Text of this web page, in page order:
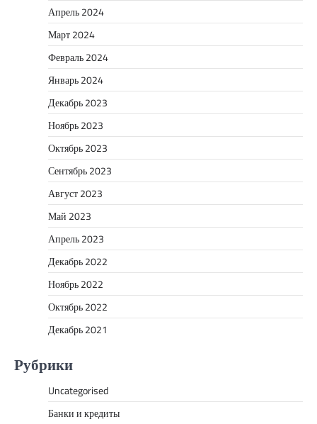
Апрель 2024
Март 2024
Февраль 2024
Январь 2024
Декабрь 2023
Ноябрь 2023
Октябрь 2023
Сентябрь 2023
Август 2023
Май 2023
Апрель 2023
Декабрь 2022
Ноябрь 2022
Октябрь 2022
Декабрь 2021
Рубрики
Uncategorised
Банки и кредиты